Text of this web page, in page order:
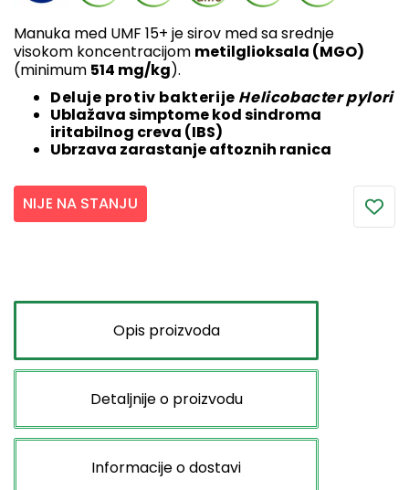
Manuka med UMF 15+ je sirov med sa srednje
visokom koncentracijom metilglioksala (MGO)
(minimum 514 mg/kg).
Deluje protiv bakterije Helicobacter pylori
Ublažava simptome kod sindroma
iritabilnog creva (IBS)
Ubrzava zarastanje aftoznih ranica
NIJE NA STANJU
Opis proizvoda
Detaljnije o proizvodu
Informacije o dostavi